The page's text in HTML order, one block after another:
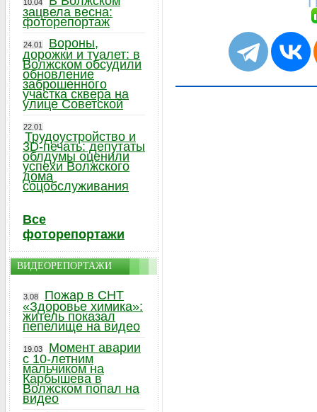
10.04
зацвела весна:
фоторепортаж
24.01
Вороны,
дорожки и туалет: в
Волжском обсудили
обновление
заброшенного
участка сквера на
улице Советской
22.01
Трудоустройство и
3D-печать: депутаты
облдумы оценили
успехи Волжского
дома
соцобслуживания
Все
фоторепортажи
ВИДЕОРЕПОРТАЖИ
3.08
Пожар в СНТ
«Здоровье химика»:
житель показал
пепелище на видео
19.03
Момент аварии
с 10-летним
мальчиком на
Карбышева в
Волжском попал на
видео